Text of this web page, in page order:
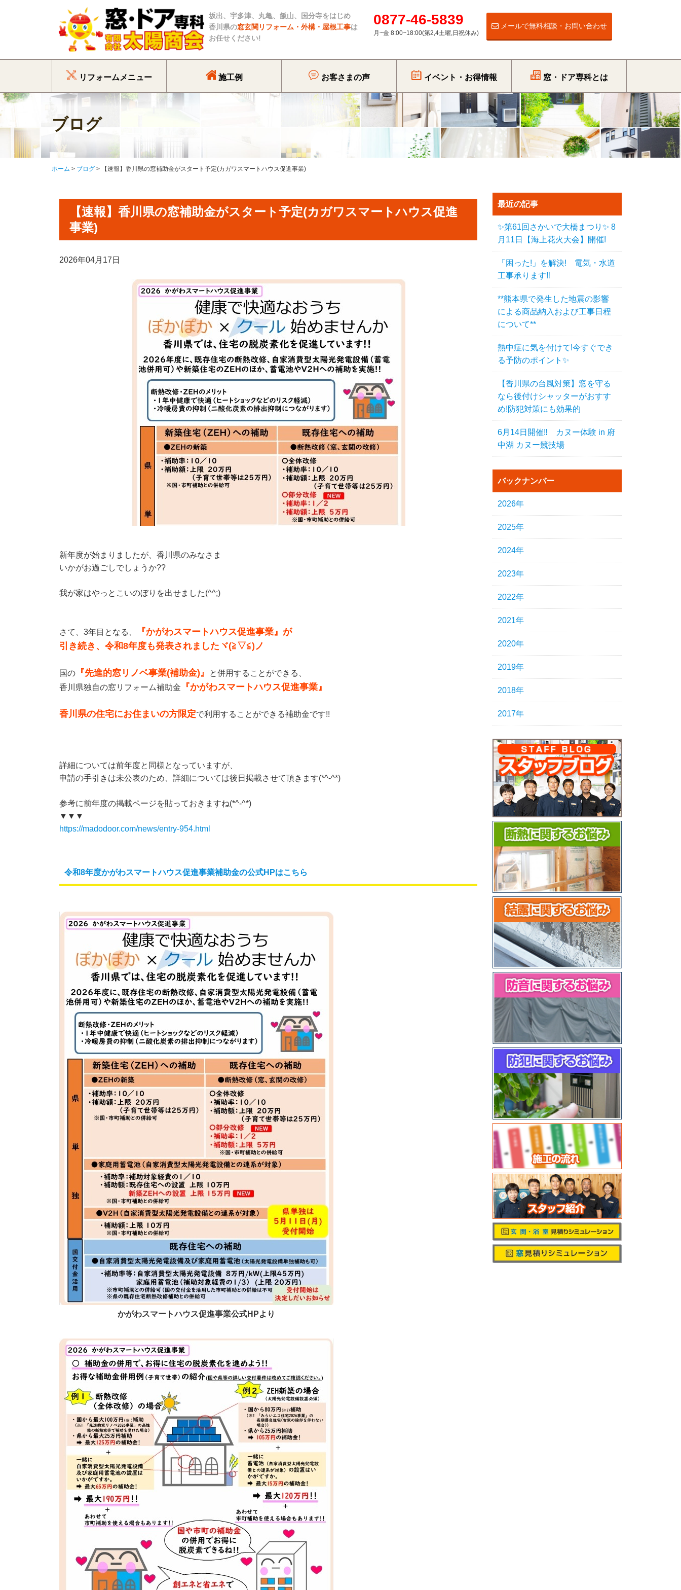
坂出、宇多津、丸亀、飯山、国分寺をはじめ
香川県の窓玄関リフォーム・外構・屋根工事は
お任せください!
0877-46-5839
月~金 8:00~18:00(第2,4土曜,日祝休み)
メールで無料相談・お問い合わせ
リフォームメニュー 施工例 お客さまの声 イベント・お得情報 窓・ドア専科とは
ブログ
ホーム ブログ 【速報】香川県の窓補助金がスタート予定(カガワスマートハウス促進事業)
【速報】香川県の窓補助金がスタート予定(カガワスマートハウス促進
事業)
2026年04月17日
新年度が始まりましたが、香川県のみなさま
いかがお過ごしでしょうか??
我が家はやっとこいのぼりを出せました(^^;)
さて、3年目となる、
『かがわスマートハウス促進事業』が
引き続き、令和8年度も発表されましたヾ(≧▽≦)ノ
国の 『先進的窓リノベ事業(補助金)』
と併用することができる、
香川県独自の窓リフォーム補助金
『かがわスマートハウス促進事業』
香川県の住宅にお住まいの方限定で利用することができる補助金です!!
詳細については前年度と同様となっていますが、
申請の手引きは未公表のため、詳細については後日掲載させて頂きます(*^-^*)
参考に前年度の掲載ページを貼っておきますね(*^-^*)
▼▼▼
https://madodoor.com/news/entry-954.html
令和8年度かがわスマートハウス促進事業補助金の公式HPはこちら
かがわスマートハウス促進事業公式HPより
最近の記事
✨第61回さかいで大橋まつり✨ 8
月11日【海上花火大会】開催!
「困った!」を解決! 電気・水道
工事承ります‼
**熊本県で発生した地震の影響
による商品納入および工事日程
について**
熱中症に気を付けて!今すぐでき
る予防のポイント✨
【香川県の台風対策】窓を守る
なら後付けシャッターがおすす
め!防犯対策にも効果的
6月14日開催‼ カヌー体験 in 府
中湖 カヌー競技場
バックナンバー
2026年
2025年
2024年
2023年
2022年
2021年
2020年
2019年
2018年
2017年